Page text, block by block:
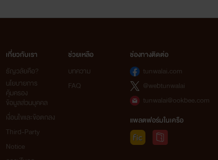
เกี่ยวกับเรา
ธัญวลัยคือ?
นโยบายการ
คุ้มครอง
ข้อมูลส่วนบุคคล
เงื่อนไขและข้อตกลง
Third-Party
Notice
ช่วยเหลือ
บทความ
FAQ
ช่องทางติดต่อ
tunwalai.com
@webtunwalai
tunwalai@ookbee.com
แพลตฟอร์มในเครือ